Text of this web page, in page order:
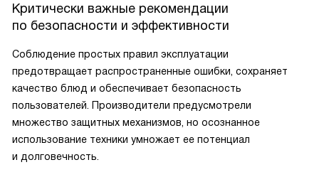
Критически важные рекомендации
по безопасности и эффективности
Соблюдение простых правил эксплуатации
предотвращает распространенные ошибки, сохраняет
качество блюд и обеспечивает безопасность
пользователей. Производители предусмотрели
множество защитных механизмов, но осознанное
использование техники умножает ее потенциал
и долговечность.